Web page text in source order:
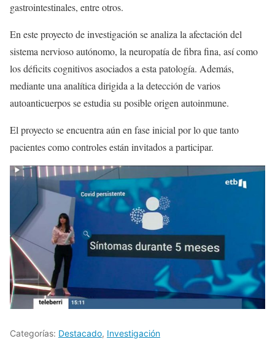
gastrointestinales, entre otros.
En este proyecto de investigación se analiza la afectación del
sistema nervioso autónomo, la neuropatía de fibra fina, así como
los déficits cognitivos asociados a esta patología. Además,
mediante una analítica dirigida a la detección de varios
autoanticuerpos se estudia su posible origen autoinmune.
El proyecto se encuentra aún en fase inicial por lo que tanto
pacientes como controles están invitados a participar.
Categorías: Destacado, Investigación